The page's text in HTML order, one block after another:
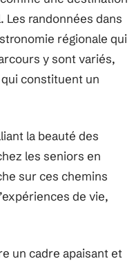
Les randonnées dans
régionale qui
y sont variés,
constituent un
la beauté des
les seniors en
sur ces chemins
de vie,
un cadre apaisant et